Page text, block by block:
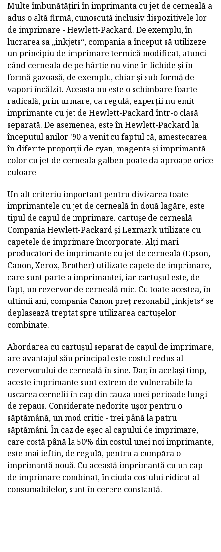
Multe îmbunătățiri în imprimanta cu jet de cerneală a
adus o altă firmă, cunoscută inclusiv dispozitivele lor
de imprimare - Hewlett-Packard. De exemplu, în
lucrarea sa „inkjets“, compania a început să utilizeze
un principiu de imprimare termică modificat, atunci
când cerneala de pe hârtie nu vine în lichide și în
formă gazoasă, de exemplu, chiar și sub formă de
vapori încălzit. Aceasta nu este o schimbare foarte
radicală, prin urmare, ca regulă, experții nu emit
imprimante cu jet de Hewlett-Packard într-o clasă
separată. De asemenea, este în Hewlett-Packard la
începutul anilor '90 a venit cu faptul că, amestecarea
în diferite proporții de cyan, magenta și imprimantă
color cu jet de cerneala galben poate da aproape orice
culoare.
Un alt criteriu important pentru divizarea toate
imprimantele cu jet de cerneală în două lagăre, este
tipul de capul de imprimare. cartușe de cerneală
Compania Hewlett-Packard și Lexmark utilizate cu
capetele de imprimare încorporate. Alți mari
producători de imprimante cu jet de cerneală (Epson,
Canon, Xerox, Brother) utilizate capete de imprimare,
care sunt parte a imprimantei, iar cartușul este, de
fapt, un rezervor de cerneală mic. Cu toate acestea, în
ultimii ani, compania Canon preț rezonabil „inkjets“ se
deplasează treptat spre utilizarea cartușelor
combinate.
Abordarea cu cartușul separat de capul de imprimare,
are avantajul său principal este costul redus al
rezervorului de cerneală în sine. Dar, în același timp,
aceste imprimante sunt extrem de vulnerabile la
uscarea cernelii în cap din cauza unei perioade lungi
de repaus. Considerate nedorite ușor pentru o
săptămână, un mod critic - trei până la patru
săptămâni. În caz de eșec al capului de imprimare,
care costă până la 50% din costul unei noi imprimante,
este mai ieftin, de regulă, pentru a cumpăra o
imprimantă nouă. Cu această imprimantă cu un cap
de imprimare combinat, în ciuda costului ridicat al
consumabilelor, sunt în cerere constantă.